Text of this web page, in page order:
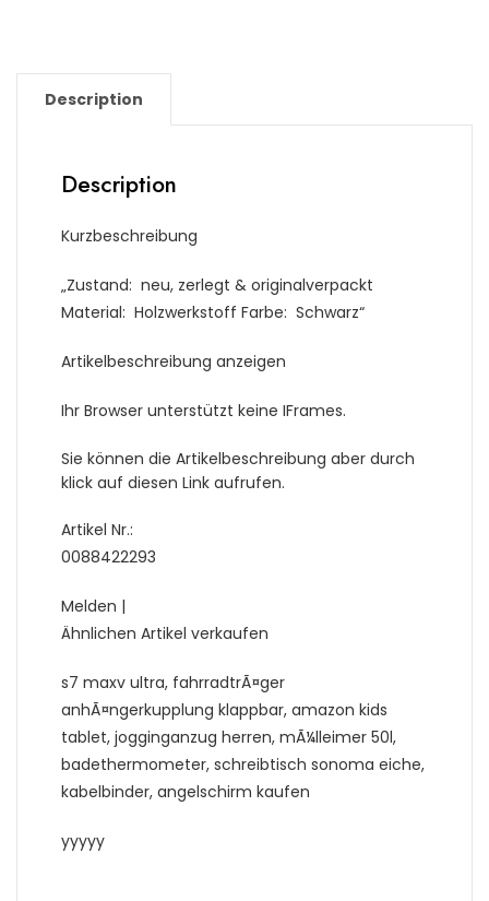
Description
Description
Kurzbeschreibung
„Zustand: neu, zerlegt & originalverpackt
Material: Holzwerkstoff Farbe: Schwarz“
Artikelbeschreibung anzeigen
Ihr Browser unterstützt keine IFrames.
Sie können die Artikelbeschreibung aber durch
klick auf diesen Link aufrufen.
Artikel Nr.:
0088422293
Melden |
Ähnlichen Artikel verkaufen
s7 maxv ultra, fahrradtrÃ¤ger
anhÃ¤ngerkupplung klappbar, amazon kids
tablet, jogginganzug herren, mÃ¼lleimer 50l,
badethermometer, schreibtisch sonoma eiche,
kabelbinder, angelschirm kaufen
yyyyy